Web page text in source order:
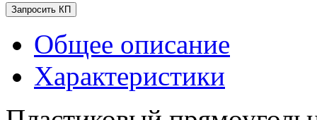
Запросить КП
Общее описание
Характеристики